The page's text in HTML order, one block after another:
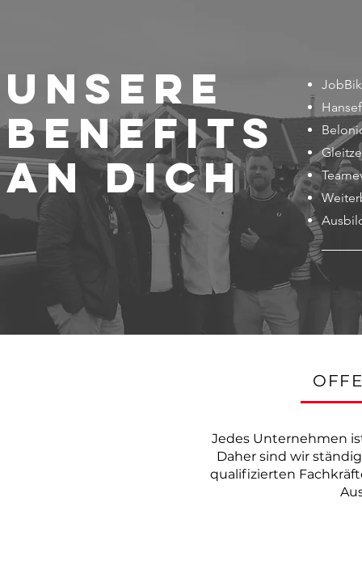
Unsere
Benefits
an Dich
Jedes Unternehmen
Daher sind wir
qualifizierten